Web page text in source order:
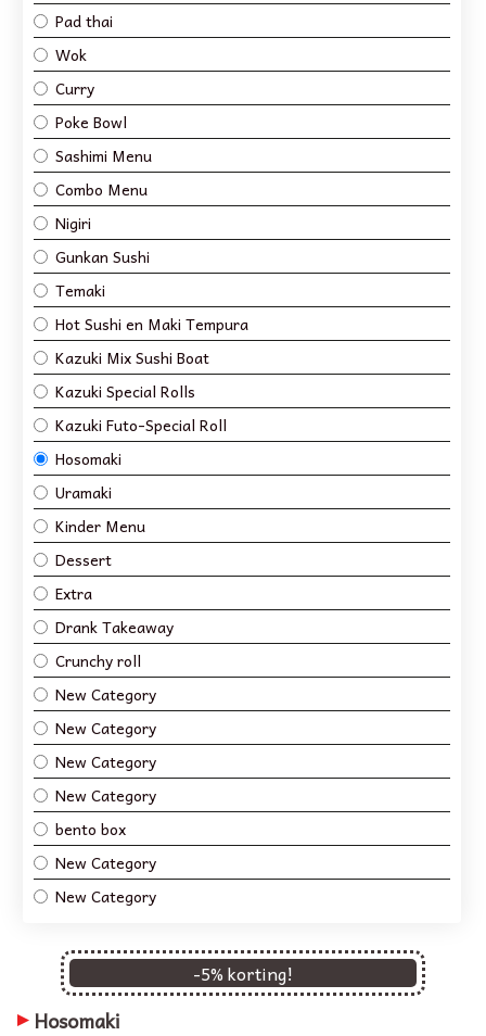
Pad thai
Wok
Curry
Poke Bowl
Sashimi Menu
Combo Menu
Nigiri
Gunkan Sushi
Temaki
Hot Sushi en Maki Tempura
Kazuki Mix Sushi Boat
Kazuki Special Rolls
Kazuki Futo-Special Roll
Hosomaki
Uramaki
Kinder Menu
Dessert
Extra
Drank Takeaway
Crunchy roll
New Category
New Category
New Category
New Category
bento box
New Category
New Category
-5% korting!
Hosomaki